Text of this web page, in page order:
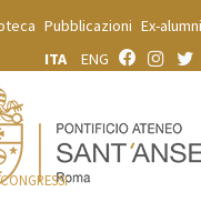
Pubblicazioni Ex-alumni
ITA
ENG
CONGRESSI